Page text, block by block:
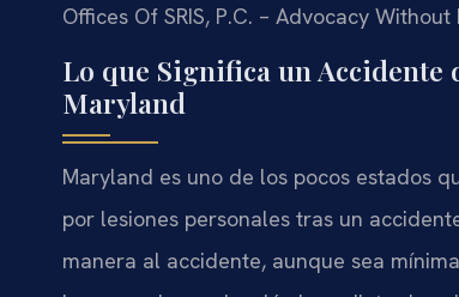
Offices Of SRIS, P.C. – Advocacy Without
Lo que Significa un Accidente
Maryland
Maryland es uno de los pocos estados
por lesiones personales tras un
manera al accidente, aunque sea